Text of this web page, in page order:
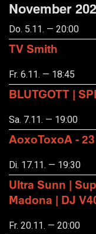
November
Do. 5.11. — 20:00
TV Smith
Fr. 6.11. — 18:45
BLUTGOTT |
Sa. 7.11. — 19:00
AoxoToxoA -
Di. 17.11. — 19:30
Ultra Sunn |
Madona | DJ
Fr. 20.11. — 20:00